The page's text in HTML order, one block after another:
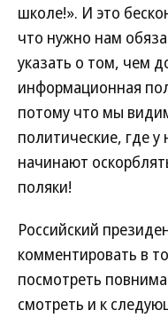
школе!». И это
что нужно нам
указать о том, чем
информационная
потому что мы
политические, где
начинают
поляки!
Российский
комментировать в
посмотреть
смотреть и к